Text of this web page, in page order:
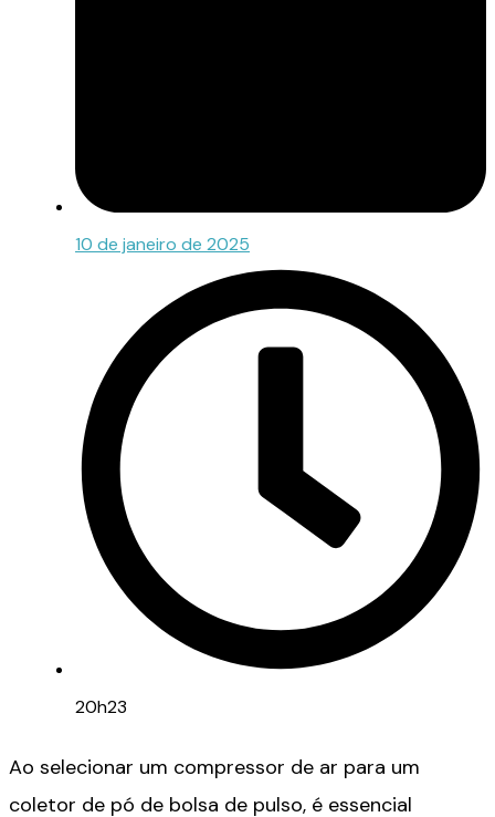
10 de janeiro de 2025
20h23
Ao selecionar um compressor de ar para um
coletor de pó de bolsa de pulso, é essencial